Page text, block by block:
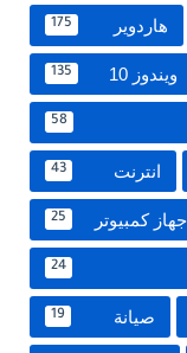
هاردوير 175
ويندوز 10 135
58
انترنت 43
كمبيوتر 25
24
صيانة 19